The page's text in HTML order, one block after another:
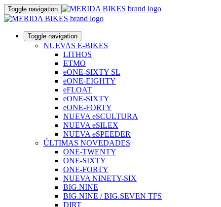
Toggle navigation
Toggle navigation
NUEVAS E-BIKES
LITHOS
ETMO
eONE-SIXTY SL
eONE-EIGHTY
eFLOAT
eONE-SIXTY
eONE-FORTY
NUEVA eSCULTURA
NUEVA eSILEX
NUEVA eSPEEDER
ÚLTIMAS NOVEDADES
ONE-TWENTY
ONE-SIXTY
ONE-FORTY
NUEVA NINETY-SIX
BIG.NINE
BIG.NINE / BIG.SEVEN TFS
DIRT